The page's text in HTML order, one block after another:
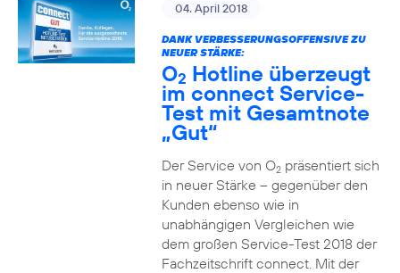
04. April 2018
DANK VERBESSERUNGSOFFENSIVE ZU
NEUER STÄRKE:
O2 Hotline überzeugt
im connect Service-
Test mit Gesamtnote
„Gut“
Der Service von O2präsentiert sich
in neuer Stärke – gegenüber den
Kunden ebenso wie in
unabhängigen Vergleichen wie
dem großen Service-Test 2018 der
Fachzeitschrift connect. Mit der